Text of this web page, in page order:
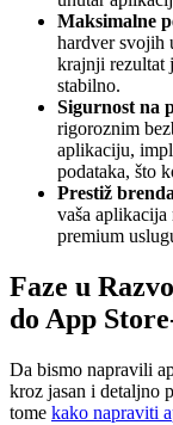
Maksimalne
hardver svojih
krajnji rezultat
stabilno.
Sigurnost na
rigoroznim
aplikaciju,
podataka, što
Prestiž
vaša aplikacija
premium
Faze u
do App
Da bismo napravili
kroz jasan i detaljno
tome kako napraviti